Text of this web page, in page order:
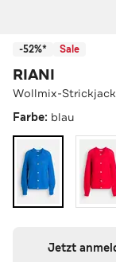
-52%* Sale
RIANI
Wollmix-
Farbe: blau
Jetzt